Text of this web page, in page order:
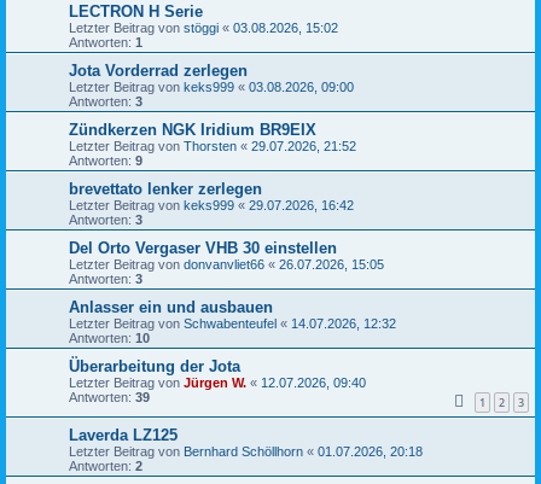
LECTRON H Serie
Letzter Beitrag von stöggi « 03.08.2026, 15:02
Antworten: 1
Jota Vorderrad zerlegen
Letzter Beitrag von keks999 « 03.08.2026, 09:00
Antworten: 3
Zündkerzen NGK Iridium BR9EIX
Letzter Beitrag von Thorsten « 29.07.2026, 21:52
Antworten: 9
brevettato lenker zerlegen
Letzter Beitrag von keks999 « 29.07.2026, 16:42
Antworten: 3
Del Orto Vergaser VHB 30 einstellen
Letzter Beitrag von donvanvliet66 « 26.07.2026, 15:05
Antworten: 3
Anlasser ein und ausbauen
Letzter Beitrag von Schwabenteufel « 14.07.2026, 12:32
Antworten: 10
Überarbeitung der Jota
Letzter Beitrag von Jürgen W. « 12.07.2026, 09:40
Antworten: 39 1 2 3
Laverda LZ125
Letzter Beitrag von Bernhard Schöllhorn « 01.07.2026, 20:18
Antworten: 2